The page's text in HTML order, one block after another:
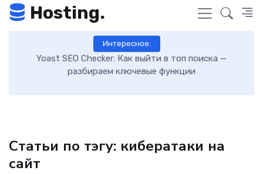
Hosting.
Интересное:
Yoast SEO Checker: Как выйти в топ поиска —
разбираем ключевые функции
Статьи по тэгу: кибератаки на
сайт